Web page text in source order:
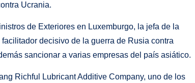
Ucrania.
de Exteriores en Luxemburgo, la jefa de la
decisivo de la guerra de Rusia contra
sancionar a varias empresas del país asiático.
Richful Lubricant Additive Company, uno de los